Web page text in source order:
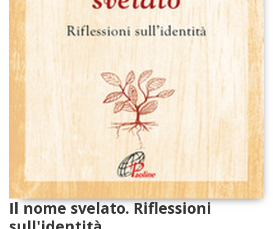
Il nome svelato. Riflessioni